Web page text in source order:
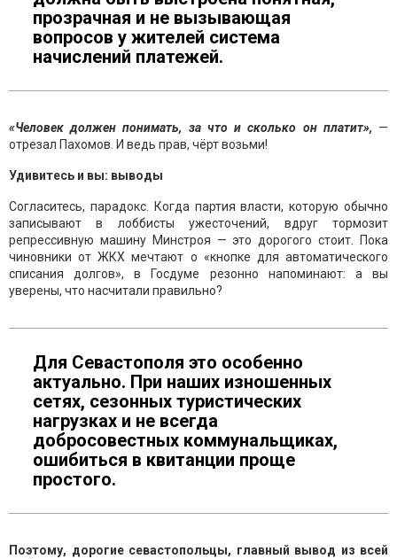
прозрачная и не вызывающая
вопросов у жителей система
начислений платежей.
«Человек должен понимать, за что и сколько он платит», —
отрезал Пахомов. И ведь прав, чёрт возьми!
Удивитесь и вы: выводы
Согласитесь, парадокс. Когда партия власти, которую обычно
записывают в лоббисты ужесточений, вдруг тормозит
репрессивную машину Минстроя — это дорогого стоит. Пока
чиновники от ЖКХ мечтают о «кнопке для автоматического
списания долгов», в Госдуме резонно напоминают: а вы
уверены, что насчитали правильно?
Для Севастополя это особенно
актуально. При наших изношенных
сетях, сезонных туристических
нагрузках и не всегда
добросовестных коммунальщиках,
ошибиться в квитанции проще
простого.
Поэтому, дорогие севастопольцы, главный вывод из всей